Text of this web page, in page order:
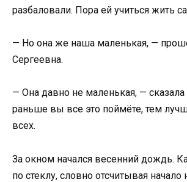
разбаловали. Пора ей учиться жить
— Но она же наша маленькая, —
Сергеевна.
— Она давно не маленькая, —
раньше вы все это поймёте, тем
всех.
За окном начался весенний дождь.
по стеклу, словно отсчитывая